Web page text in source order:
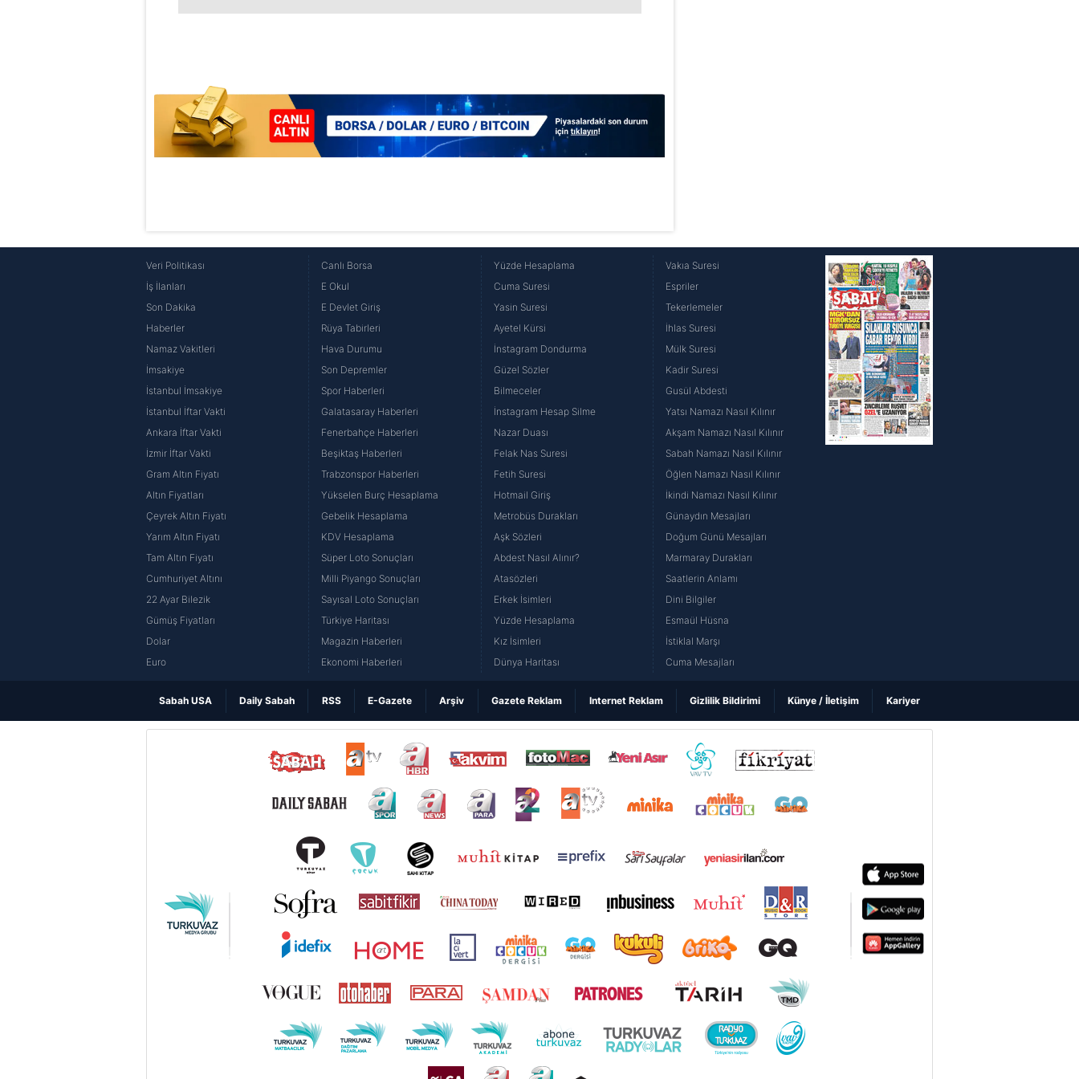
Veri Politikası
İş İlanları
Son Dakika
Haberler
Namaz Vakitleri
İmsakiye
İstanbul İmsakiye
İstanbul İftar Vakti
Ankara İftar Vakti
İzmir İftar Vakti
Gram Altın Fiyatı
Altın Fiyatları
Çeyrek Altın Fiyatı
Yarım Altın Fiyatı
Tam Altın Fiyatı
Cumhuriyet Altını
22 Ayar Bilezik
Gümüş Fiyatları
Dolar
Euro
Canlı Borsa
E Okul
E Devlet Giriş
Rüya Tabirleri
Hava Durumu
Son Depremler
Spor Haberleri
Galatasaray Haberleri
Fenerbahçe Haberleri
Beşiktaş Haberleri
Trabzonspor Haberleri
Yükselen Burç Hesaplama
Gebelik Hesaplama
KDV Hesaplama
Süper Loto Sonuçları
Milli Piyango Sonuçları
Sayısal Loto Sonuçları
Türkiye Haritası
Magazin Haberleri
Ekonomi Haberleri
Yüzde Hesaplama
Cuma Suresi
Yasin Suresi
Ayetel Kürsi
İnstagram Dondurma
Güzel Sözler
Bilmeceler
İnstagram Hesap Silme
Nazar Duası
Felak Nas Suresi
Fetih Suresi
Hotmail Giriş
Metrobüs Durakları
Aşk Sözleri
Abdest Nasıl Alınır?
Atasözleri
Erkek İsimleri
Yüzde Hesaplama
Kız İsimleri
Dünya Haritası
Vakıa Suresi
Espriler
Tekerlemeler
İhlas Suresi
Mülk Suresi
Kadir Suresi
Gusül Abdesti
Yatsı Namazı Nasıl Kılınır
Akşam Namazı Nasıl Kılınır
Sabah Namazı Nasıl Kılınır
Öğlen Namazı Nasıl Kılınır
İkindi Namazı Nasıl Kılınır
Günaydın Mesajları
Doğum Günü Mesajları
Marmaray Durakları
Saatlerin Anlamı
Dini Bilgiler
Esmaül Hüsna
İstiklal Marşı
Cuma Mesajları
Sabah USA Daily Sabah RSS E-Gazete Arşiv Gazete Reklam Internet Reklam Gizlilik Bildirimi Künye / İletişim Kariyer